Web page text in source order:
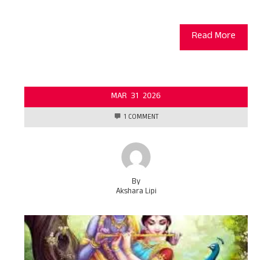
Read More
MAR 31 2026
1 COMMENT
By
Akshara Lipi